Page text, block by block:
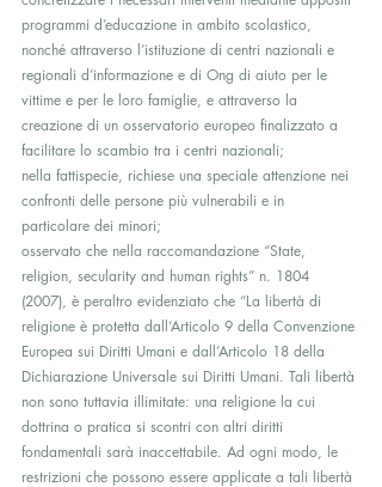
programmi d’educazione in ambito scolastico,
nonché attraverso l’istituzione di centri nazionali e
regionali d’informazione e di Ong di aiuto per le
vittime e per le loro famiglie, e attraverso la
creazione di un osservatorio europeo finalizzato a
facilitare lo scambio tra i centri nazionali;
nella fattispecie, richiese una speciale attenzione nei
confronti delle persone più vulnerabili e in
particolare dei minori;
osservato che nella raccomandazione “State,
religion, secularity and human rights” n. 1804
(2007), è peraltro evidenziato che “La libertà di
religione è protetta dall’Articolo 9 della Convenzione
Europea sui Diritti Umani e dall’Articolo 18 della
Dichiarazione Universale sui Diritti Umani. Tali libertà
non sono tuttavia illimitate: una religione la cui
dottrina o pratica si scontri con altri diritti
fondamentali sarà inaccettabile. Ad ogni modo, le
restrizioni che possono essere applicate a tali libertà